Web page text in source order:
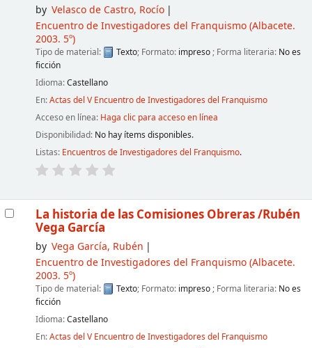
by Velasco de Castro, Rocío
Encuentro de Investigadores del Franquismo(Albacete.
2003. 5º)
Tipo de material: Texto; Formato: impreso ; Forma literaria: No es
ficción
Idioma:Castellano
En:Actas del V Encuentro de Investigadores del Franquismo
Acceso en línea: Haga clic para acceso en línea
Disponibilidad: No hay ítems disponibles.
Listas: Encuentros de Investigadores del Franquismo.
La historia de las Comisiones Obreras/Rubén
Vega García
by Vega García, Rubén
Encuentro de Investigadores del Franquismo(Albacete.
2003. 5º)
Tipo de material: Texto; Formato: impreso ; Forma literaria: No es
ficción
Idioma:Castellano
En:Actas del V Encuentro de Investigadores del Franquismo